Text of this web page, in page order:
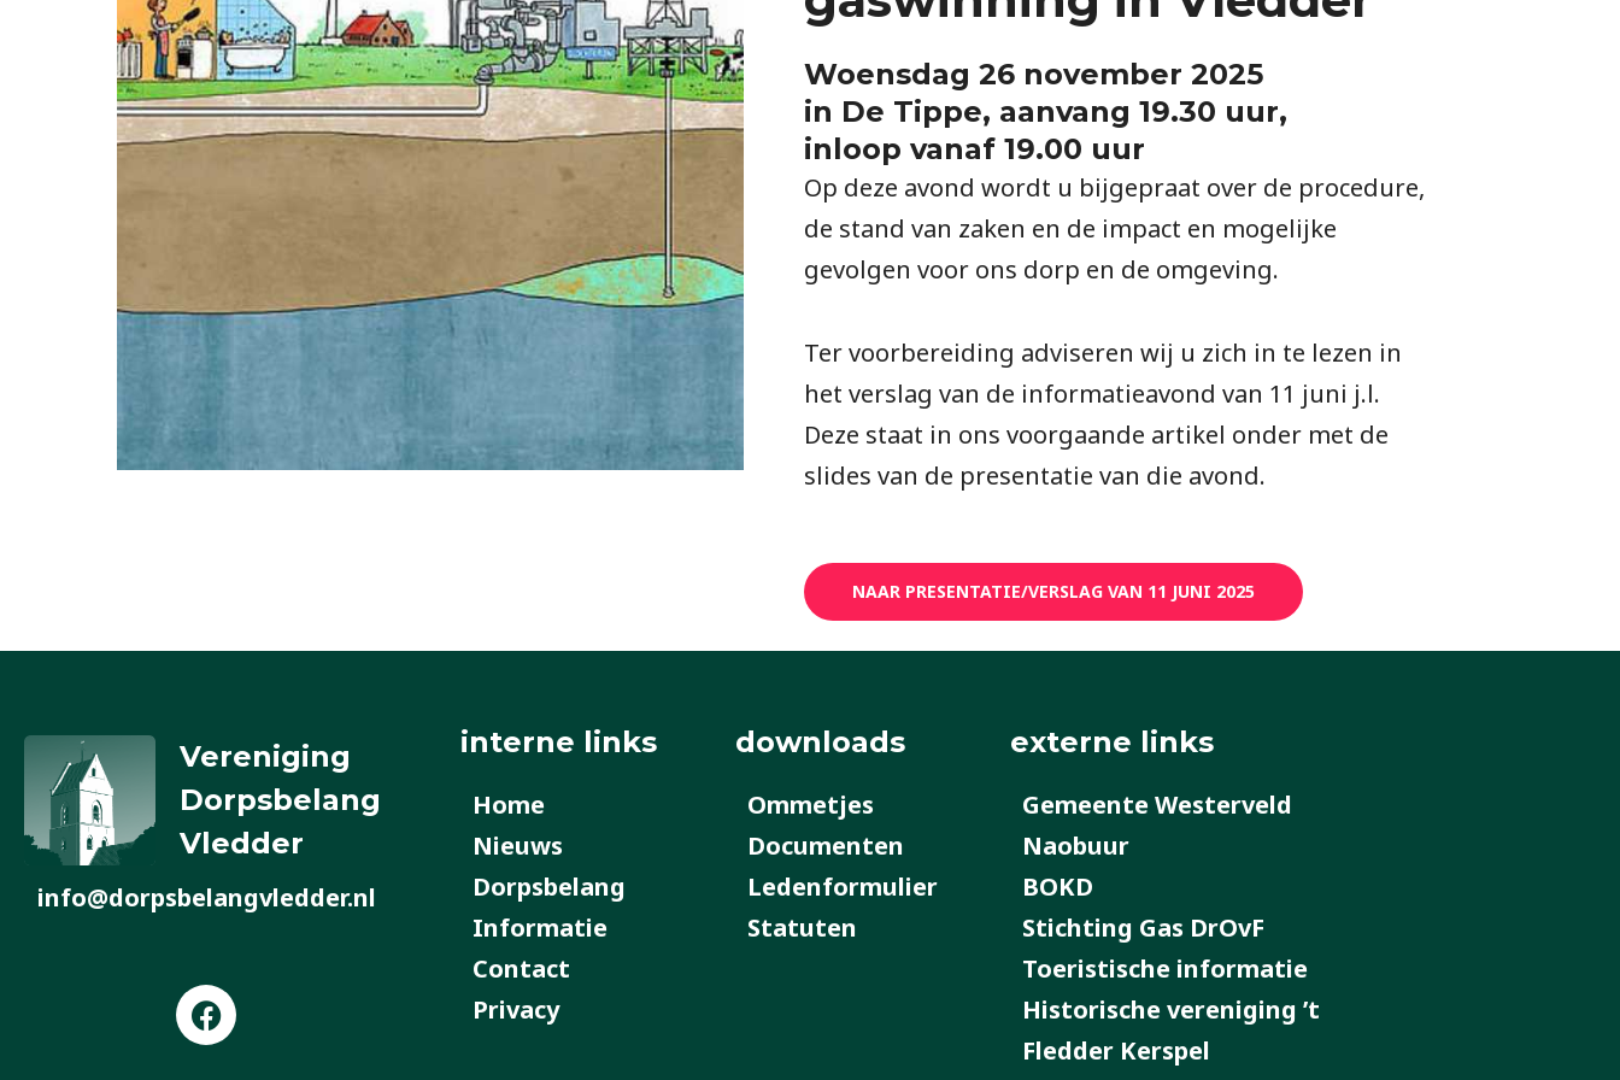
Woensdag 26 november 2025
in De Tippe, aanvang 19.30 uur,
inloop vanaf 19.00 uur
Op deze avond wordt u bijgepraat over de procedure,
de stand van zaken en de impact en mogelijke
gevolgen voor ons dorp en de omgeving.
Ter voorbereiding adviseren wij u zich in te lezen in
het verslag van de informatieavond van 11 juni j.l.
Deze staat in ons voorgaande artikel onder met de
slides van de presentatie van die avond.
NAAR PRESENTATIE/VERSLAG VAN 11 JUNI 2025
Vereniging
Dorpsbelang
Vledder
info@dorpsbelangvledder.nl
F
a
c
interne links
Home
Nieuws
Dorpsbelang
Informatie
Contact
Privacy
downloads
Ommetjes
Documenten
Ledenformulier
Statuten
externe links
Gemeente Westerveld
Naobuur
BOKD
Stichting Gas DrOvF
Toeristische informatie
Historische vereniging ’t
Fledder Kerspel